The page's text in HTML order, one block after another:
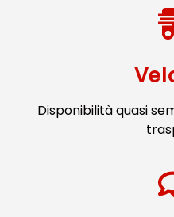
Disponibilità quasi